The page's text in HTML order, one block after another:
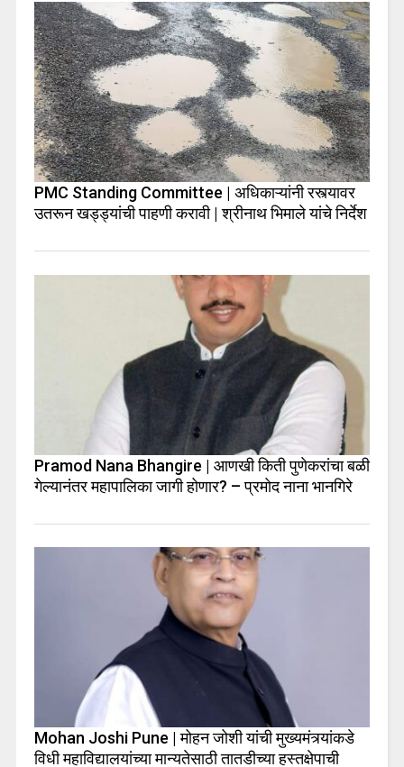
PMC Standing Committee | अधिकाऱ्यांनी रस्त्यावर
उतरून खड्ड्यांची पाहणी करावी | श्रीनाथ भिमाले यांचे निर्देश
Pramod Nana Bhangire | आणखी किती पुणेकरांचा बळी
गेल्यानंतर महापालिका जागी होणार? – प्रमोद नाना भानगिरे
Mohan Joshi Pune | मोहन जोशी यांची मुख्यमंत्र्यांकडे
विधी महाविद्यालयांच्या मान्यतेसाठी तातडीच्या हस्तक्षेपाची